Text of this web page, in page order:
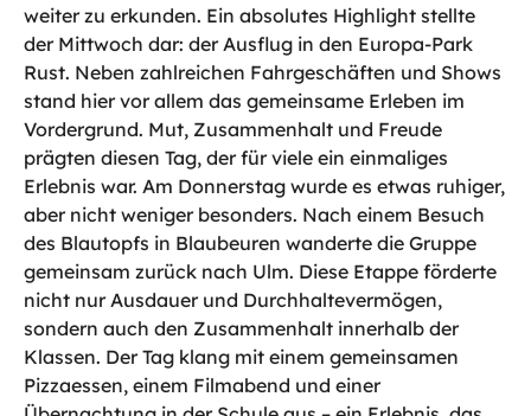
weiter zu erkunden. Ein absolutes Highlight stellte
der Mittwoch dar: der Ausflug in den Europa-Park
Rust. Neben zahlreichen Fahrgeschäften und Shows
stand hier vor allem das gemeinsame Erleben im
Vordergrund. Mut, Zusammenhalt und Freude
prägten diesen Tag, der für viele ein einmaliges
Erlebnis war. Am Donnerstag wurde es etwas ruhiger,
aber nicht weniger besonders. Nach einem Besuch
des Blautopfs in Blaubeuren wanderte die Gruppe
gemeinsam zurück nach Ulm. Diese Etappe förderte
nicht nur Ausdauer und Durchhaltevermögen,
sondern auch den Zusammenhalt innerhalb der
Klassen. Der Tag klang mit einem gemeinsamen
Pizzaessen, einem Filmabend und einer